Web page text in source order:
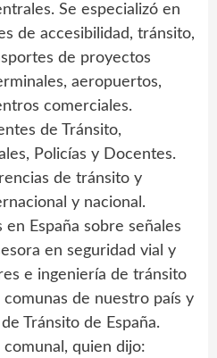
Se especializó en
de accesibilidad, tránsito,
de proyectos
aeropuertos,
comerciales.
de Tránsito,
Policías y Docentes.
de tránsito y
y nacional.
en España sobre señales
en seguridad vial y
e ingeniería de tránsito
de nuestro país y
Tránsito de España.
quien dijo: